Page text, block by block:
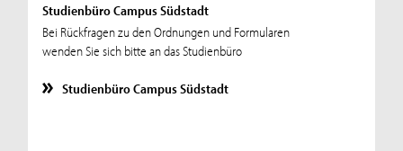
Studienbüro Campus Südstadt
Bei Rückfragen zu den Ordnungen und Formularen
wenden Sie sich bitte an das Studienbüro
Studienbüro Campus Südstadt